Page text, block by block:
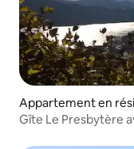
Appartement en
Gîte Le Presbytère